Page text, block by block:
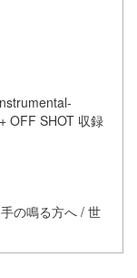
OFF SHOT 収録
の鳴る方へ / 世